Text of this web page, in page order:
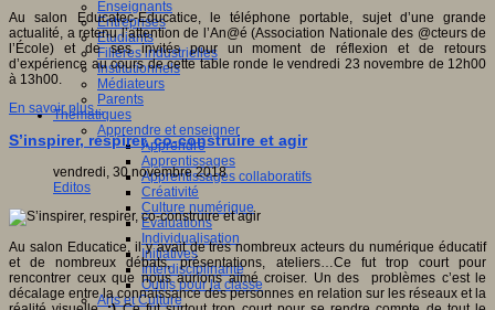
Enseignants
Entreprises
Etudiants
Filières industrielles
Institutionnels
Médiateurs
Parents
Thématiques
Apprendre et enseigner
Apprendre
Apprentissages
Apprentissages collaboratifs
Créativité
Culture numérique
Evaluations
Individualisation
Initiatives
Interdisciplinarité
Outils pour la classe
Arts et Culture
Au salon Educatec-Educatice, le téléphone portable, sujet d’une grande
actualité, a retenu l’attention de l’An@é (Association Nationale des @cteurs de
l’École) et de ses invités pour un moment de réflexion et de retours
d’expérience au cours de cette table ronde le vendredi 23 novembre de 12h00
à 13h00.
En savoir plus...
S’inspirer, respirer, co-construire et agir
vendredi, 30 novembre 2018
Editos
Au salon Educatice, il y avait de très nombreux acteurs du numérique éducatif
et de nombreux débats, présentations, ateliers…Ce fut trop court pour
rencontrer ceux que nous aurions aimé croiser. Un des problèmes c’est le
décalage entre la connaissance des personnes en relation sur les réseaux et la